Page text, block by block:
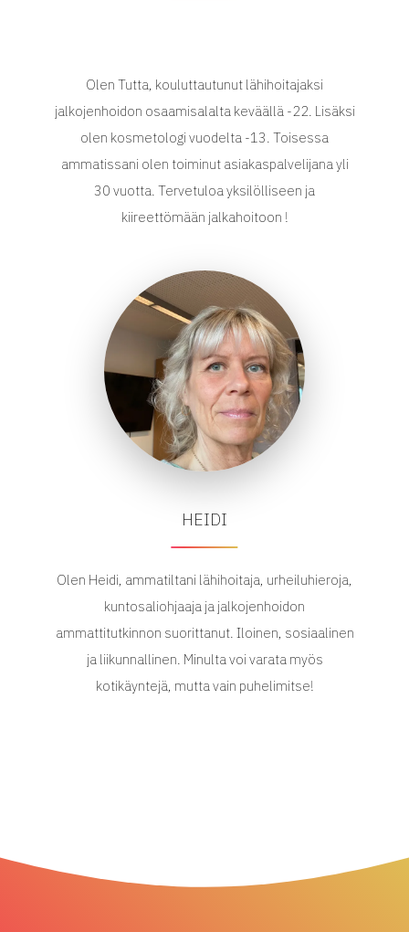
Olen Tutta, kouluttautunut lähihoitajaksi
jalkojenhoidon osaamisalalta keväällä -22. Lisäksi
olen kosmetologi vuodelta -13. Toisessa
ammatissani olen toiminut asiakaspalvelijana yli
30 vuotta. Tervetuloa yksilölliseen ja
kiireettömään jalkahoitoon !
HEIDI
Olen Heidi, ammatiltani lähihoitaja, urheiluhieroja,
kuntosaliohjaaja ja jalkojenhoidon
ammattitutkinnon suorittanut. Iloinen, sosiaalinen
ja liikunnallinen. Minulta voi varata myös
kotikäyntejä, mutta vain puhelimitse!